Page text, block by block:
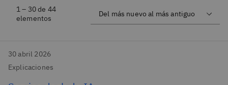
1 – 30 de 44
elementos
30 abril 2026
Explicaciones